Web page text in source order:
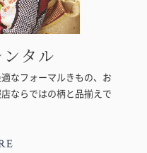
ンタル
なフォーマルきもの、お
ならではの柄と品揃えで